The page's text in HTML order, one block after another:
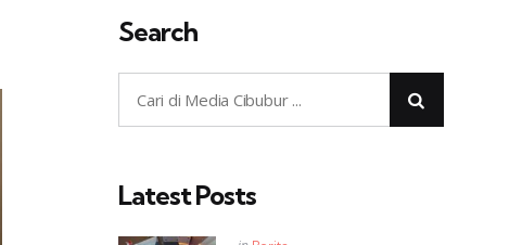
Search
Latest Posts